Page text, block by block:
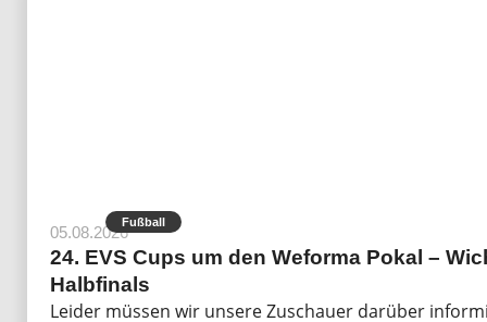
Fußball
05.08.2026
24. EVS Cups um den Weforma Pokal –
Halbfinals
Leider müssen wir unsere Zuschauer darüber